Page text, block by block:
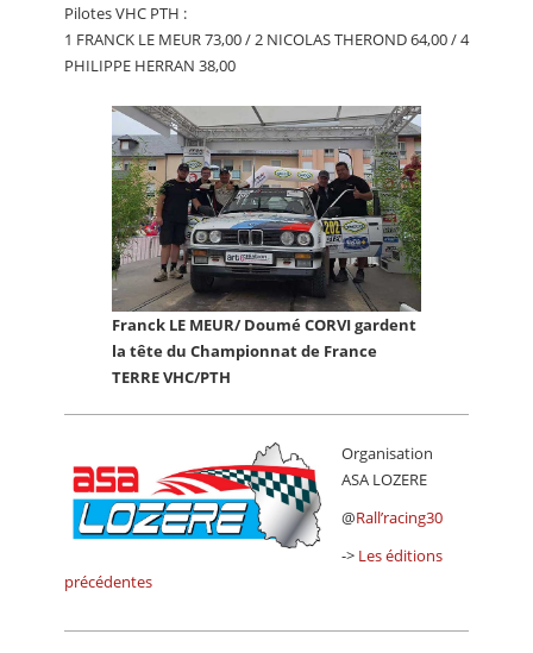
Pilotes VHC PTH :
1 FRANCK LE MEUR 73,00 / 2 NICOLAS THEROND 64,00 / 4
PHILIPPE HERRAN 38,00
Franck LE MEUR/ Doumé CORVI gardent
la tête du Championnat de France
TERRE VHC/PTH
Organisation
ASA LOZERE
@Rall’racing30
-> Les éditions
précédentes